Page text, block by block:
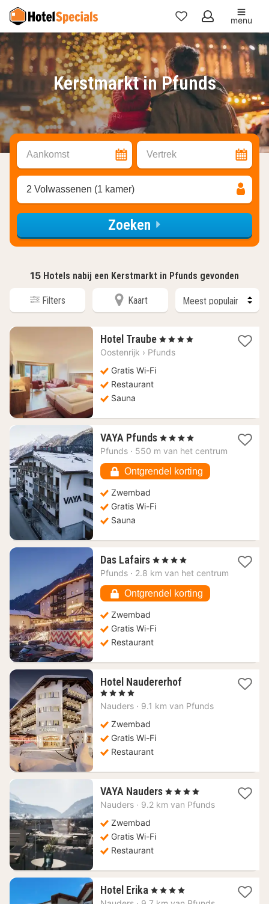
Mijn
favorieten
menu
Kerstmarkt in Pfunds
Aankomst Vertrek
2 Volwassenen (1 kamer)
Zoeken
15 Hotels nabij een Kerstmarkt in Pfunds gevonden
Filters Kaart
Hotel Traube 1
nacht
, 4 Sterren
Oostenrijk › Pfunds
Gratis Wi-Fi
Restaurant
Sauna
VAYA Pfunds 1
nacht
154,37
€
, 4 Sterren
Pfunds · 550 m van het centrum
Ontgrendel korting
Zwembad
Gratis Wi-Fi
Sauna
Das Lafairs 1
nacht
138,13
€
, 4 Sterren
Pfunds · 2.8 km van het centrum
Ontgrendel korting
Zwembad
Gratis Wi-Fi
Restaurant
Hotel Naudererhof1
vanaf
, 4 Sterren
Nauders · 9.1 km van Pfunds
Zwembad
Gratis Wi-Fi
Restaurant
VAYA Nauders 1
nacht
, 4 Sterren
Nauders · 9.2 km van Pfunds
Zwembad
Gratis Wi-Fi
Restaurant
Hotel Erika 1
nacht
, 4 Sterren